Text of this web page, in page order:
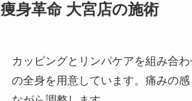
痩身革命 大宮店の施術
カッピングとリンパケアを組み合
の全身を用意しています。痛みの